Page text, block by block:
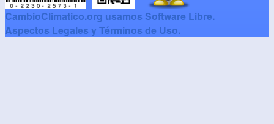
CambioClimatico.org usamos Software Libre.
Aspectos Legales y Términos de Uso.